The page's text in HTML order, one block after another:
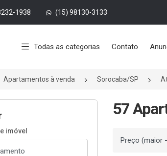
1938 (15) 98130-3133
Todas as categorias Contato
Apartamentos à venda Sorocaba/SP
imóvel
57
Ordenar por